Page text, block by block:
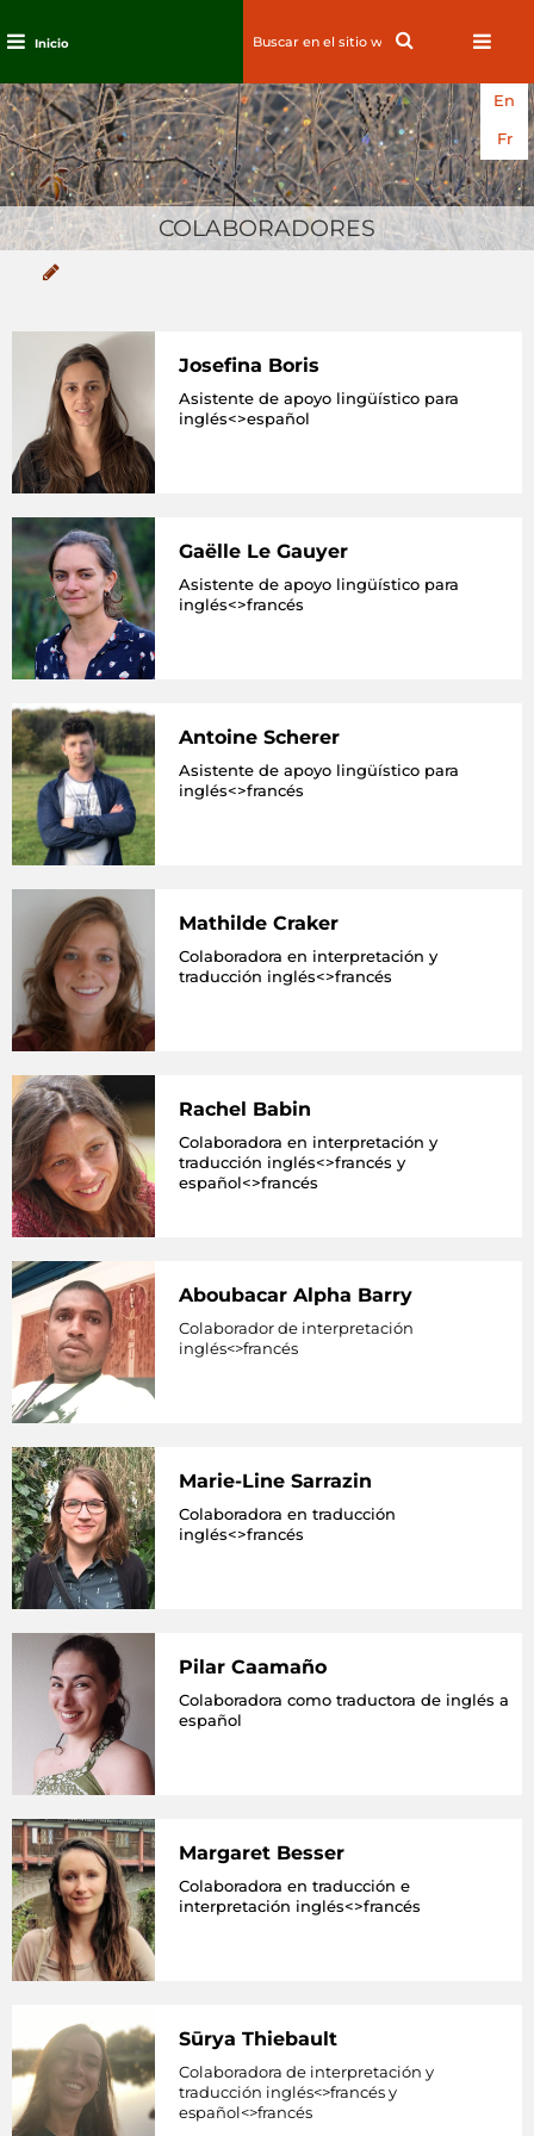
Ir
al
contenido
Inicio
Search
En
Fr
COLABORADORES
Josefina Boris
Asistente de apoyo lingüístico para
inglés<>español
Gaëlle Le Gauyer
Asistente de apoyo lingüístico para
inglés<>francés
Antoine Scherer
Asistente de apoyo lingüístico para
inglés<>francés
Mathilde Craker
Colaboradora en interpretación y
traducción inglés<>francés
Rachel Babin
Colaboradora en interpretación y
traducción inglés<>francés y
español<>francés
Aboubacar Alpha Barry
Colaborador de interpretación
inglés<>francés
Marie-Line Sarrazin
Colaboradora en traducción
inglés<>francés
Pilar Caamaño
Colaboradora como traductora de inglés a
español
Margaret Besser
Colaboradora en traducción e
interpretación inglés<>francés
Sūrya Thiebault
Colaboradora de interpretación y
traducción inglés<>francés y
español<>francés